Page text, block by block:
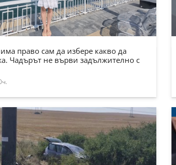
право сам да избере какво да
Чадърът не върви задължително с